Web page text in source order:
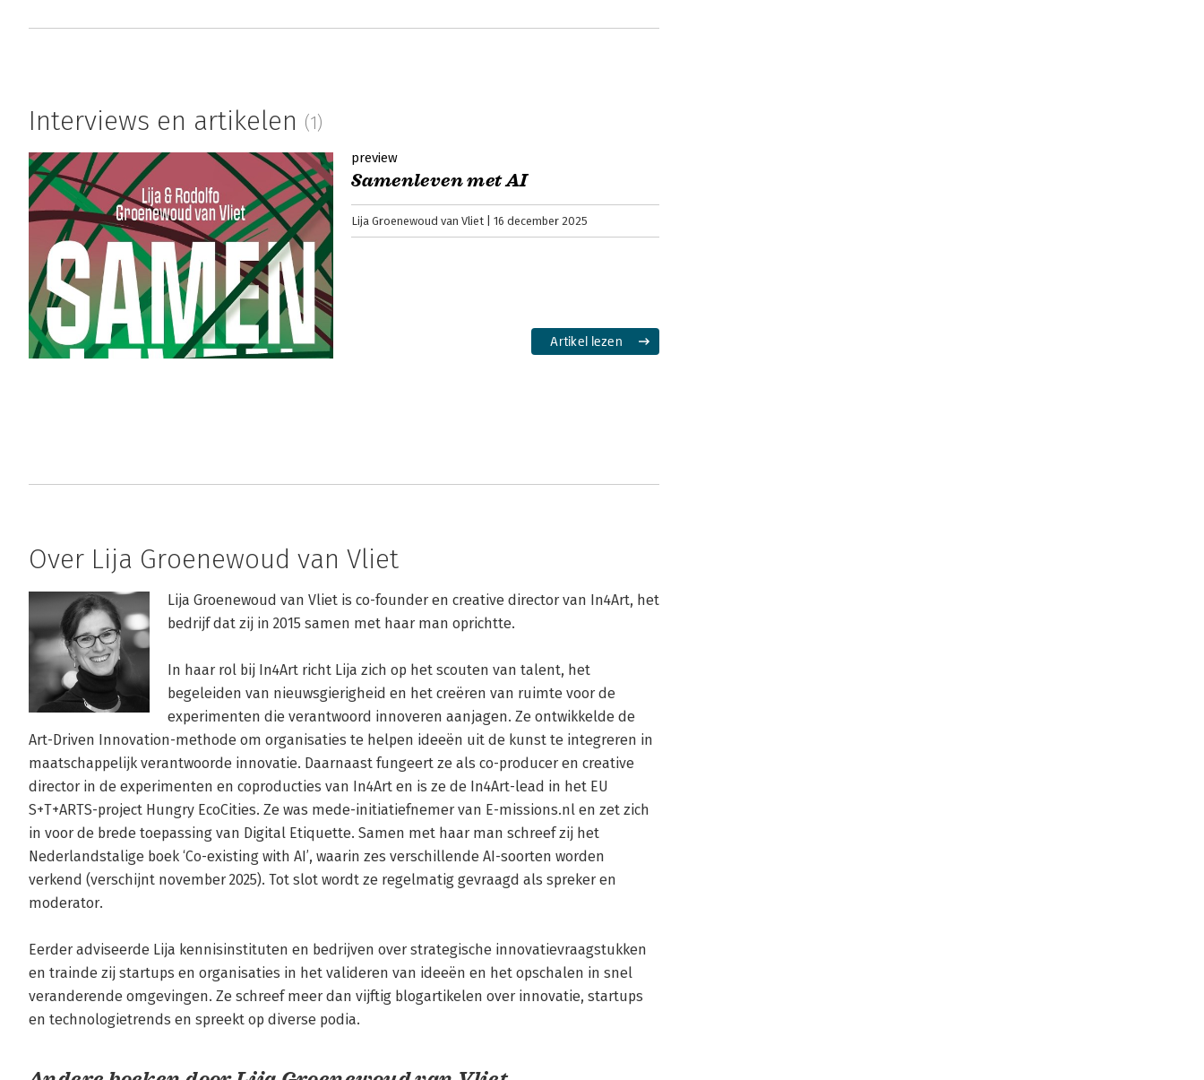
Interviews en artikelen (1)
preview
Samenleven met AI
Lija Groenewoud van Vliet 16 december 2025
Artikel lezen
Over Lija Groenewoud van Vliet
Lija Groenewoud van Vliet is co-founder en creative director van In4Art, het
bedrijf dat zij in 2015 samen met haar man oprichtte.
In haar rol bij In4Art richt Lija zich op het scouten van talent, het
begeleiden van nieuwsgierigheid en het creëren van ruimte voor de
experimenten die verantwoord innoveren aanjagen. Ze ontwikkelde de
Art-Driven Innovation-methode om organisaties te helpen ideeën uit de kunst te integreren in
maatschappelijk verantwoorde innovatie. Daarnaast fungeert ze als co-producer en creative
director in de experimenten en coproducties van In4Art en is ze de In4Art-lead in het EU
S+T+ARTS-project Hungry EcoCities. Ze was mede-initiatiefnemer van E-missions.nl en zet zich
in voor de brede toepassing van Digital Etiquette. Samen met haar man schreef zij het
Nederlandstalige boek ‘Co-existing with AI’, waarin zes verschillende AI-soorten worden
verkend (verschijnt november 2025). Tot slot wordt ze regelmatig gevraagd als spreker en
moderator.
Eerder adviseerde Lija kennisinstituten en bedrijven over strategische innovatievraagstukken
en trainde zij startups en organisaties in het valideren van ideeën en het opschalen in snel
veranderende omgevingen. Ze schreef meer dan vijftig blogartikelen over innovatie, startups
en technologie­trends en spreekt op diverse podia.